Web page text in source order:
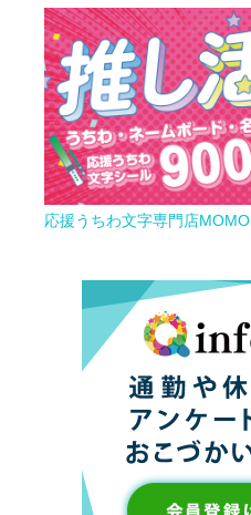
応援うちわ文字専門店MOMO